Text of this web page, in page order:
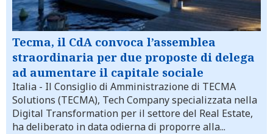
Tecma, il CdA convoca l’assemblea
straordinaria per due proposte di delega
ad aumentare il capitale sociale
Italia - Il Consiglio di Amministrazione di TECMA
Solutions (TECMA), Tech Company specializzata nella
Digital Transformation per il settore del Real Estate,
ha deliberato in data odierna di proporre alla...